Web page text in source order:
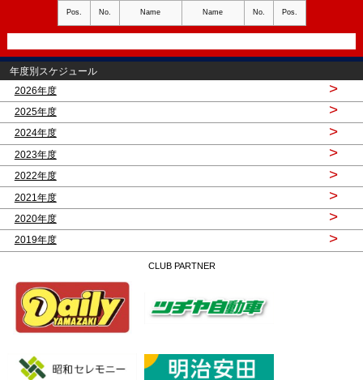
Pos. No. Name Name No. Pos.
年度別スケジュール
2026年度
>
2025年度 >
2024年度 >
2023年度 >
2022年度 >
2021年度 >
2020年度 >
2019年度 >
CLUB PARTNER